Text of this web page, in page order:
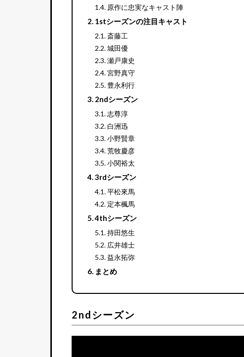
原作に忠実なキャスト陣
1stシーズンの注目キャスト
斎藤工
城田優
瀬戸康史
宮野真守
豊永利行
2ndシーズン
志尊淳
白洲迅
小野賢章
荒牧慶彦
小関裕太
3rdシーズン
平松來馬
定本楓馬
4thシーズン
持田悠生
広井雄士
益永拓弥
まとめ
2ndシーズン